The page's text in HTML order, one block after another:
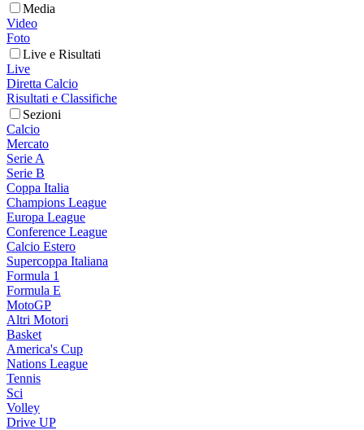
Media
Video
Foto
Live e Risultati
Live
Diretta Calcio
Risultati e Classifiche
Sezioni
Calcio
Mercato
Serie A
Serie B
Coppa Italia
Champions League
Europa League
Conference League
Calcio Estero
Supercoppa Italiana
Formula 1
Formula E
MotoGP
Altri Motori
Basket
America's Cup
Nations League
Tennis
Sci
Volley
Drive UP